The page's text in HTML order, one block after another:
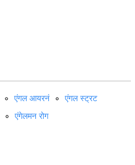
एंगल आयरनं
एंगल स्ट्रट
एंगेलमन रोग